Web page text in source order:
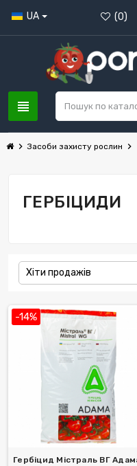
UA (0)
view_headline
chevron_right Засоби захисту рослин chevron_right
ГЕРБІЦИДИ
Хіти продажів
-14%
Гербіцид Містраль ВГ Адама